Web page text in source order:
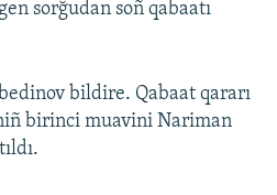
sorğudan soñ qabaatı
bildire. Qabaat qararı
birinci muavini Nariman